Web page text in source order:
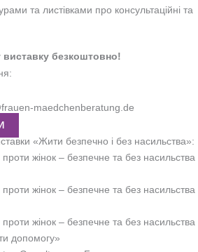
та листівками про консультаційні та
безкоштовно!
maedchenberatung.de
«Жити безпечно і без насильства»: